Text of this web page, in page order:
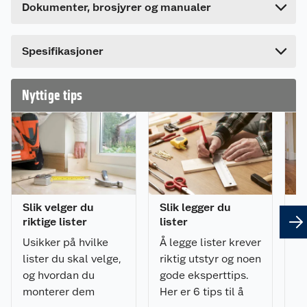
Dette produktet har ikke fått noen omtale ennå.
Dokumenter, brosjyrer og manualer
Spesifikasjoner
Nyttige tips
Slik velger du
riktige lister
Usikker på hvilke
lister du skal velge,
og hvordan du
monterer dem
Slik legger du
lister
Å legge lister krever
riktig utstyr og noen
gode eksperttips.
Her er 6 tips til å
8